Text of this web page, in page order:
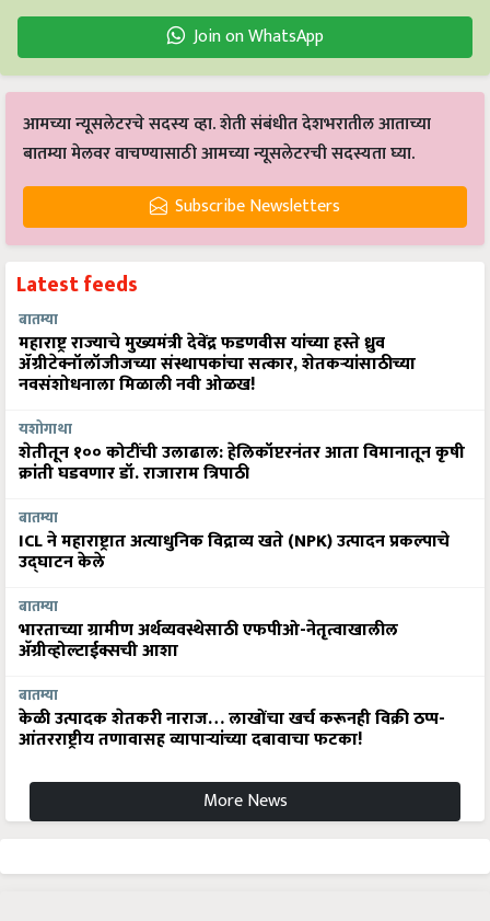
Join on WhatsApp
आमच्या न्यूसलेटरचे सदस्य व्हा. शेती संबंधीत देशभरातील आताच्या
बातम्या मेलवर वाचण्यासाठी आमच्या न्यूसलेटरची सदस्यता घ्या.
Subscribe Newsletters
Latest feeds
बातम्या
महाराष्ट्र राज्याचे मुख्यमंत्री देवेंद्र फडणवीस यांच्या हस्ते ध्रुव
ॲग्रीटेक्नॉलॉजीजच्या संस्थापकांचा सत्कार, शेतकऱ्यांसाठीच्या
नवसंशोधनाला मिळाली नवी ओळख!
यशोगाथा
शेतीतून १०० कोटींची उलाढाल: हेलिकॉप्टरनंतर आता विमानातून कृषी
क्रांती घडवणार डॉ. राजाराम त्रिपाठी
बातम्या
ICL ने महाराष्ट्रात अत्याधुनिक विद्राव्य खते (NPK) उत्पादन प्रकल्पाचे
उद्घाटन केले
बातम्या
भारताच्या ग्रामीण अर्थव्यवस्थेसाठी एफपीओ-नेतृत्वाखालील
अ‍ॅग्रीव्होल्टाईक्सची आशा
बातम्या
केळी उत्पादक शेतकरी नाराज… लाखोंचा खर्च करूनही विक्री ठप्प-
आंतरराष्ट्रीय तणावासह व्यापाऱ्यांच्या दबावाचा फटका!
More News